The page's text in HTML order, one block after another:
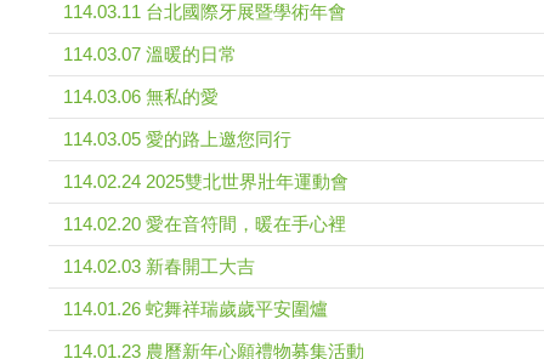
114.03.11 台北國際牙展暨學術年會
114.03.07 溫暖的日常
114.03.06 無私的愛
114.03.05 愛的路上邀您同行
114.02.24 2025雙北世界壯年運動會
114.02.20 愛在音符間，暖在手心裡
114.02.03 新春開工大吉
114.01.26 蛇舞祥瑞歲歲平安圍爐
114.01.23 農曆新年心願禮物募集活動